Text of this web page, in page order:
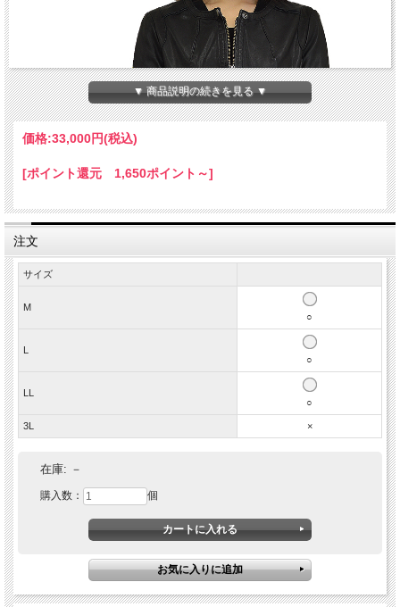
▼ 商品説明の続きを見る ▼
価格:33,000円(税込)
[ポイント還元 1,650ポイント～]
注文
サイズ
M
○
○
○
3L ×
在庫: －
購入数： 個